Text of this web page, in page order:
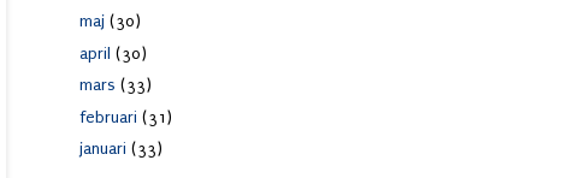
maj (30)
april (30)
mars (33)
februari (31)
januari (33)